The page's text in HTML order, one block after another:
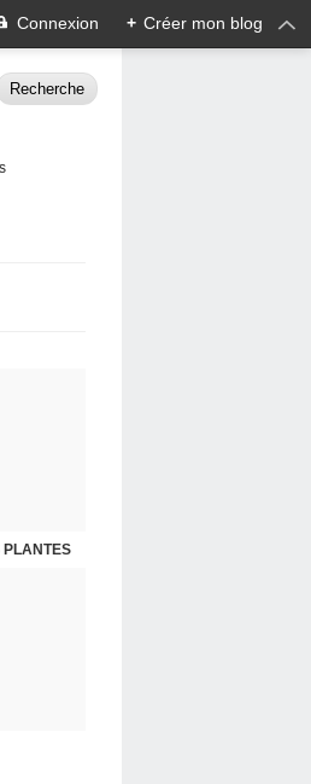
Connexion + Créer mon blog
PLANTES